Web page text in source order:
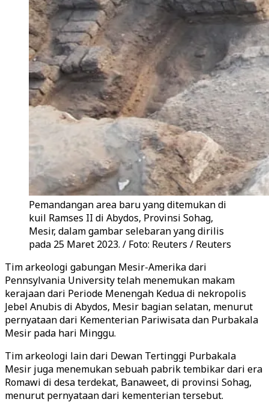
Pemandangan area baru yang ditemukan di
kuil Ramses II di Abydos, Provinsi Sohag,
Mesir, dalam gambar selebaran yang dirilis
pada 25 Maret 2023. / Foto: Reuters / Reuters
Tim arkeologi gabungan Mesir-Amerika dari
Pennsylvania University telah menemukan makam
kerajaan dari Periode Menengah Kedua di nekropolis
Jebel Anubis di Abydos, Mesir bagian selatan, menurut
pernyataan dari Kementerian Pariwisata dan Purbakala
Mesir pada hari Minggu.
Tim arkeologi lain dari Dewan Tertinggi Purbakala
Mesir juga menemukan sebuah pabrik tembikar dari era
Romawi di desa terdekat, Banaweet, di provinsi Sohag,
menurut pernyataan dari kementerian tersebut.